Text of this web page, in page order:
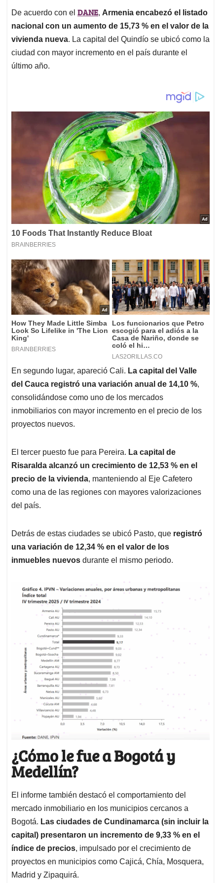
De acuerdo con el DANE, Armenia encabezó el listado
nacional con un aumento de 15,73 % en el valor de la
vivienda nueva. La capital del Quindío se ubicó como la
ciudad con mayor incremento en el país durante el
último año.
En segundo lugar, apareció Cali. La capital del Valle
del Cauca registró una variación anual de 14,10 %,
consolidándose como uno de los mercados
inmobiliarios con mayor incremento en el precio de los
proyectos nuevos.
El tercer puesto fue para Pereira. La capital de
Risaralda alcanzó un crecimiento de 12,53 % en el
precio de la vivienda, manteniendo al Eje Cafetero
como una de las regiones con mayores valorizaciones
del país.
Detrás de estas ciudades se ubicó Pasto, que registró
una variación de 12,34 % en el valor de los
inmuebles nuevos durante el mismo periodo.
¿Cómo le fue a Bogotá y
Medellín?
El informe también destacó el comportamiento del
mercado inmobiliario en los municipios cercanos a
Bogotá. Las ciudades de Cundinamarca (sin incluir la
capital) presentaron un incremento de 9,33 % en el
índice de precios, impulsado por el crecimiento de
proyectos en municipios como Cajicá, Chía, Mosquera,
Madrid y Zipaquirá.